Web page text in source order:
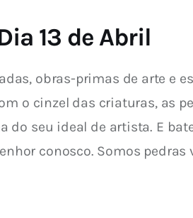
13 de Abril
obras-primas de arte e
o cinzel das criaturas, as
do seu ideal de artista. E
conosco. Somos pedras